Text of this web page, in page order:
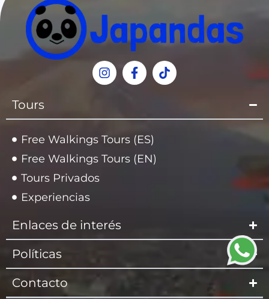
Tours
Free Walkings Tours (ES)
Free Walkings Tours (EN)
Tours Privados
Experiencias
Enlaces de interés
Políticas
Contacto